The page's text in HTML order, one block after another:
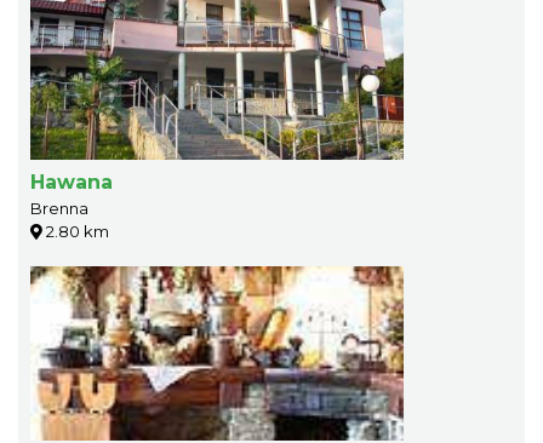
Hawana
Brenna
2.80 km